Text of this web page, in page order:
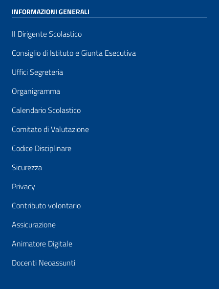
INFORMAZIONI GENERALI
Il Dirigente Scolastico
Consiglio di Istituto e Giunta Esecutiva
Uffici Segreteria
Organigramma
Calendario Scolastico
Comitato di Valutazione
Codice Disciplinare
Sicurezza
Privacy
Contributo volontario
Assicurazione
Animatore Digitale
Docenti Neoassunti